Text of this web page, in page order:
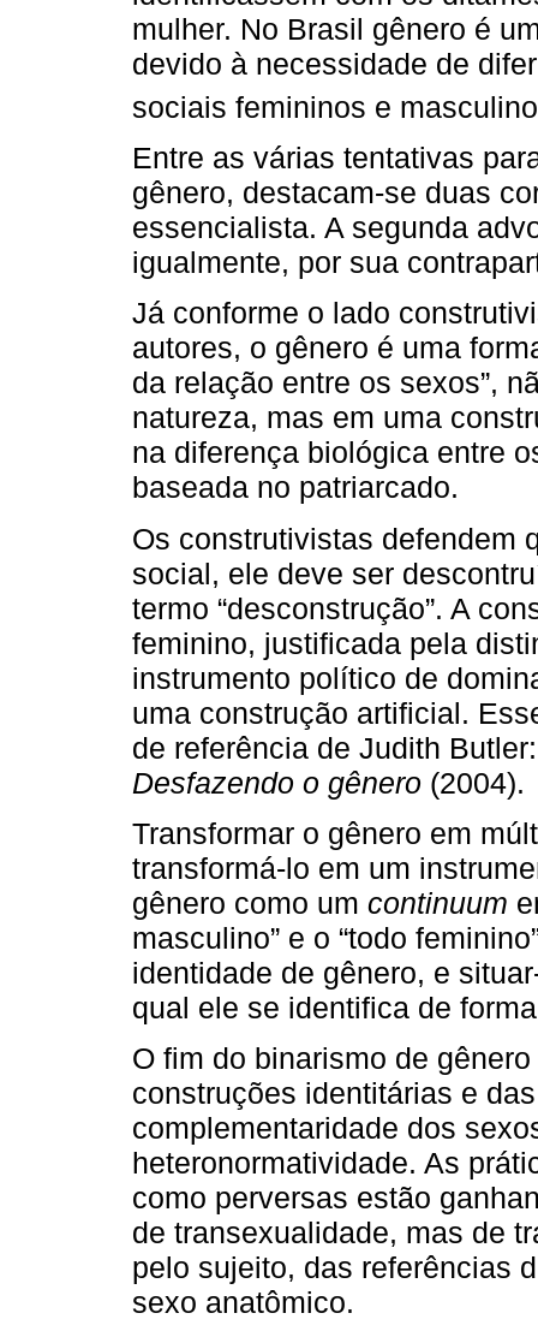
mulher. No Brasil gênero é
devido à necessidade de
sociais femininos e
Entre as várias tentativas
gênero, destacam-se duas
essencialista. A segunda
igualmente, por sua
Já conforme o lado
autores, o gênero é uma
da relação entre os sexos”,
natureza, mas em uma
na diferença biológica entre
baseada no patriarcado.
Os construtivistas defendem
social, ele deve ser
termo “desconstrução”. A
feminino, justificada pela
instrumento político de
uma construção artificial.
de referência de Judith
Desfazendo o gênero (2004).
Transformar o gênero em
transformá-lo em um
gênero como um continuum
masculino” e o “todo
identidade de gênero, e
qual ele se identifica de
O fim do binarismo de
construções identitárias e
complementaridade dos
heteronormatividade. As
como perversas estão
de transexualidade, mas de
pelo sujeito, das referências
sexo anatômico.